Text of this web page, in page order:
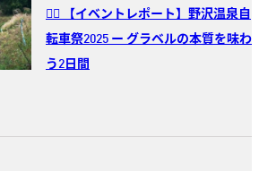
🚵‍♂️ 【イベントレポート】野沢温泉自
転車祭2025 ー グラベルの本質を味わ
う2日間